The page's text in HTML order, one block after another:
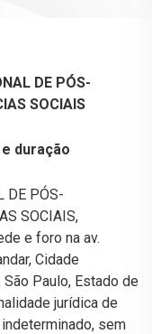
DE PÓS-
SOCIAIS
duração
DE PÓS-
SOCIAIS,
e foro na av.
Cidade
Paulo, Estado de
jurídica de
sem